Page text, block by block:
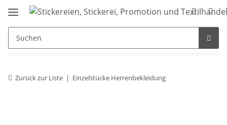
Zurück zur Liste Einzelstücke Herrenbekleidung